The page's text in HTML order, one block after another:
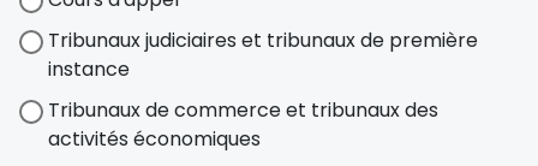
Tribunaux judiciaires et tribunaux de première
instance
Tribunaux de commerce et tribunaux des
activités économiques